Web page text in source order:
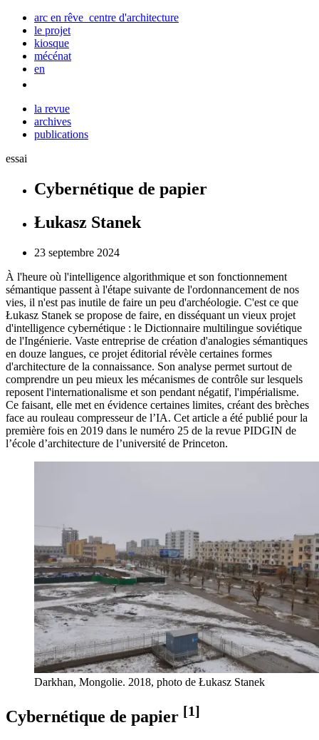
arc en rêve centre d'architecture
le projet
kiosque
mécénat
en
la revue
archives
publications
essai
Cybernétique de papier
Łukasz Stanek
23 septembre 2024
À l'heure où l'intelligence algorithmique et son fonctionnement
sémantique passent à l'étape suivante de l'ordonnancement de nos
vies, il n'est pas inutile de faire un peu d'archéologie. C'est ce que
Łukasz Stanek se propose de faire, en disséquant un vieux projet
d'intelligence cybernétique : le Dictionnaire multilingue soviétique
de l'Ingénierie. Vaste entreprise de création d'analogies sémantiques
en douze langues, ce projet éditorial révèle certaines formes
d'architecture de la connaissance. Son analyse permet surtout de
comprendre un peu mieux les mécanismes de contrôle sur lesquels
reposent l'internationalisme et son pendant négatif, l'impérialisme.
Ce faisant, elle met en évidence certaines limites, créant des brèches
face au rouleau compresseur de l’IA. Cet article a été publié pour la
première fois en 2019 dans le numéro 25 de la revue PIDGIN de
l’école d’architecture de l’université de Princeton.
Darkhan, Mongolie. 2018, photo de Łukasz Stanek
Cybernétique de papier [1]